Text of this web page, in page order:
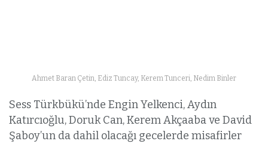
Ahmet Baran Çetin, Ediz Tuncay, Kerem Tunceri, Nedim Binler
Sess Türkbükü’nde Engin Yelkenci, Aydın
Katırcıoğlu, Doruk Can, Kerem Akçaaba ve David
Şaboy’un da dahil olacağı gecelerde misafirler